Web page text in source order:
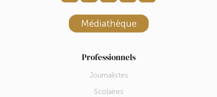
Médiathèque
Professionnels
Journalistes
Scolaires